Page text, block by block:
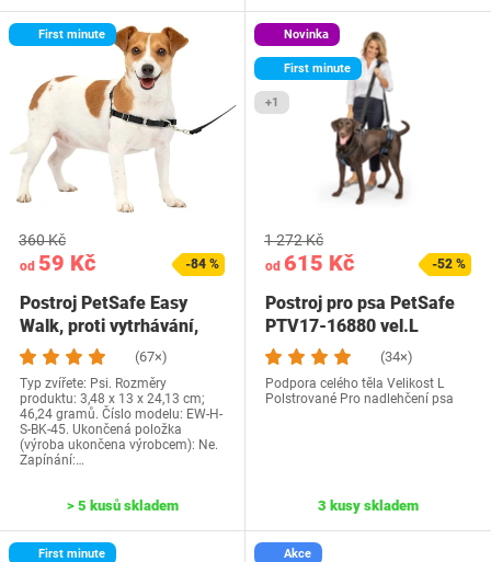
First minute
od 59 Kč
360 Kč
-84 %
Postroj PetSafe Easy
Walk, proti vytrhávání,
snižuje riziko…(67×)
Typ zvířete: Psi. Rozměry
produktu: 3,48 x 13 x 24,13 cm;
46,24 gramů. Číslo modelu: EW-H-
S-BK-45. Ukončená položka
(výroba ukončena výrobcem): Ne.
Zapínání:…
> 5 kusů skladem
Novinka
First minute
+1
od 615 Kč
1 272 Kč
-52 %
Postroj pro psa PetSafe
PTV17-16880 vel.L
(34×)
Podpora celého těla Velikost L
Polstrované Pro nadlehčení psa
3 kusy skladem
First minute Akce